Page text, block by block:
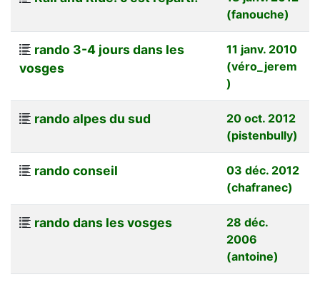
(fanouche)
rando 3-4 jours dans les
vosges
11 janv. 2010
(véro_jerem
)
rando alpes du sud
20 oct. 2012
(pistenbully)
rando conseil
03 déc. 2012
(chafranec)
rando dans les vosges
28 déc.
2006
(antoine)